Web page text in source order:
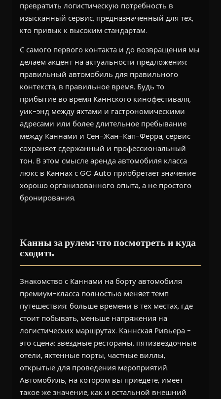
превратить логистическую потребность в
изысканный сервис, предназначенный для тех,
кто привык к высоким стандартам.
С самого первого контакта и до возвращения мы
делаем акцент на актуальности предложения:
правильный автомобиль для правильного
контекста, в правильное время. Будь то
прибытие во время Каннского кинофестиваля,
уик-энд между яхтами и гастрономическими
адресами или более длительное пребывание
между Каннами и Сен-Жан-Кап-Ферра, сервис
сохраняет сдержанный и профессиональный
тон. В этом смысле аренда автомобиля класса
люкс в Каннах с GC Auto приобретает значение
хорошо организованного опыта, а не простого
бронирования.
Канны за рулем: что посмотреть и куда
сходить
Знакомство с Каннами на борту автомобиля
премиум-класса полностью меняет темп
путешествия: больше времени в тех местах, где
стоит побывать, меньше напряжения на
логистических маршрутах. Каннская Ривьера -
это сцена: звездные рестораны, пятизвездочные
отели, яхтенные порты, частные виллы,
открытые для проведения мероприятий.
Автомобиль, на котором вы приедете, имеет
такое же значение, как и остальной внешний